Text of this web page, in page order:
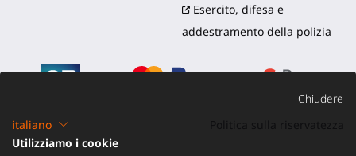
Esercito, difesa e
addestramento della polizia
©2016-2026 - ProTubeVR™
Chiudere
italiano
Utilizziamo i cookie